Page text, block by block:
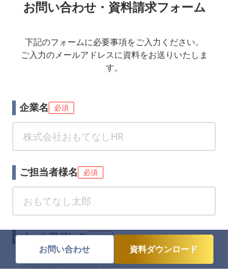
お問い合わせ・資料請求フォーム
下記のフォームに必要事項をご入力ください。
ご入力のメールアドレスに資料をお送りいたしま
す。
企業名 必須
ご担当者様名 必須
メールアドレス 必須
お問い合わせ 資料ダウンロード